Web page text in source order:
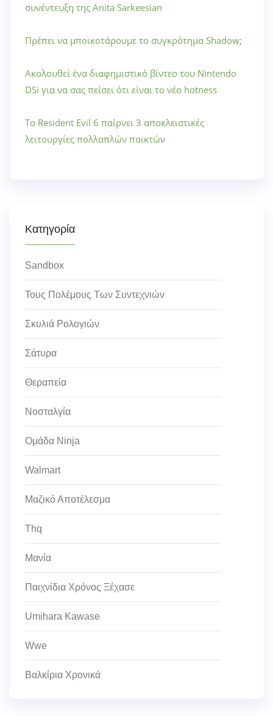
συνέντευξη της Anita Sarkeesian
Πρέπει να μποϊκοτάρουμε το συγκρότημα Shadow;
Ακολουθεί ένα διαφημιστικό βίντεο του Nintendo
DSi για να σας πείσει ότι είναι το νέο hotness
Το Resident Evil 6 παίρνει 3 αποκλειστικές
λειτουργίες πολλαπλών παικτών
Κατηγορία
Sandbox
Τους Πολέμους Των Συντεχνιών
Σκυλιά Ρολογιών
Σάτυρα
Θεραπεία
Νοσταλγία
Ομάδα Ninja
Walmart
Μαζικό Αποτέλεσμα
Thq
Μανία
Παιχνίδια Χρόνος Ξέχασε
Umihara Kawase
Wwe
Βαλκίρια Χρονικά